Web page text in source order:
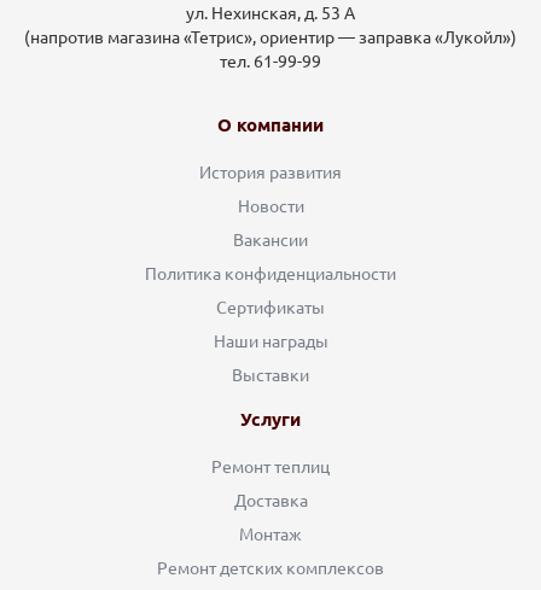
ул. Нехинская, д. 53 А
(напротив магазина «Тетрис», ориентир — заправка «Лукойл»)
тел. 61-99-99
О компании
История развития
Новости
Вакансии
Политика конфиденциальности
Сертификаты
Наши награды
Выставки
Услуги
Ремонт теплиц
Доставка
Монтаж
Ремонт детских комплексов